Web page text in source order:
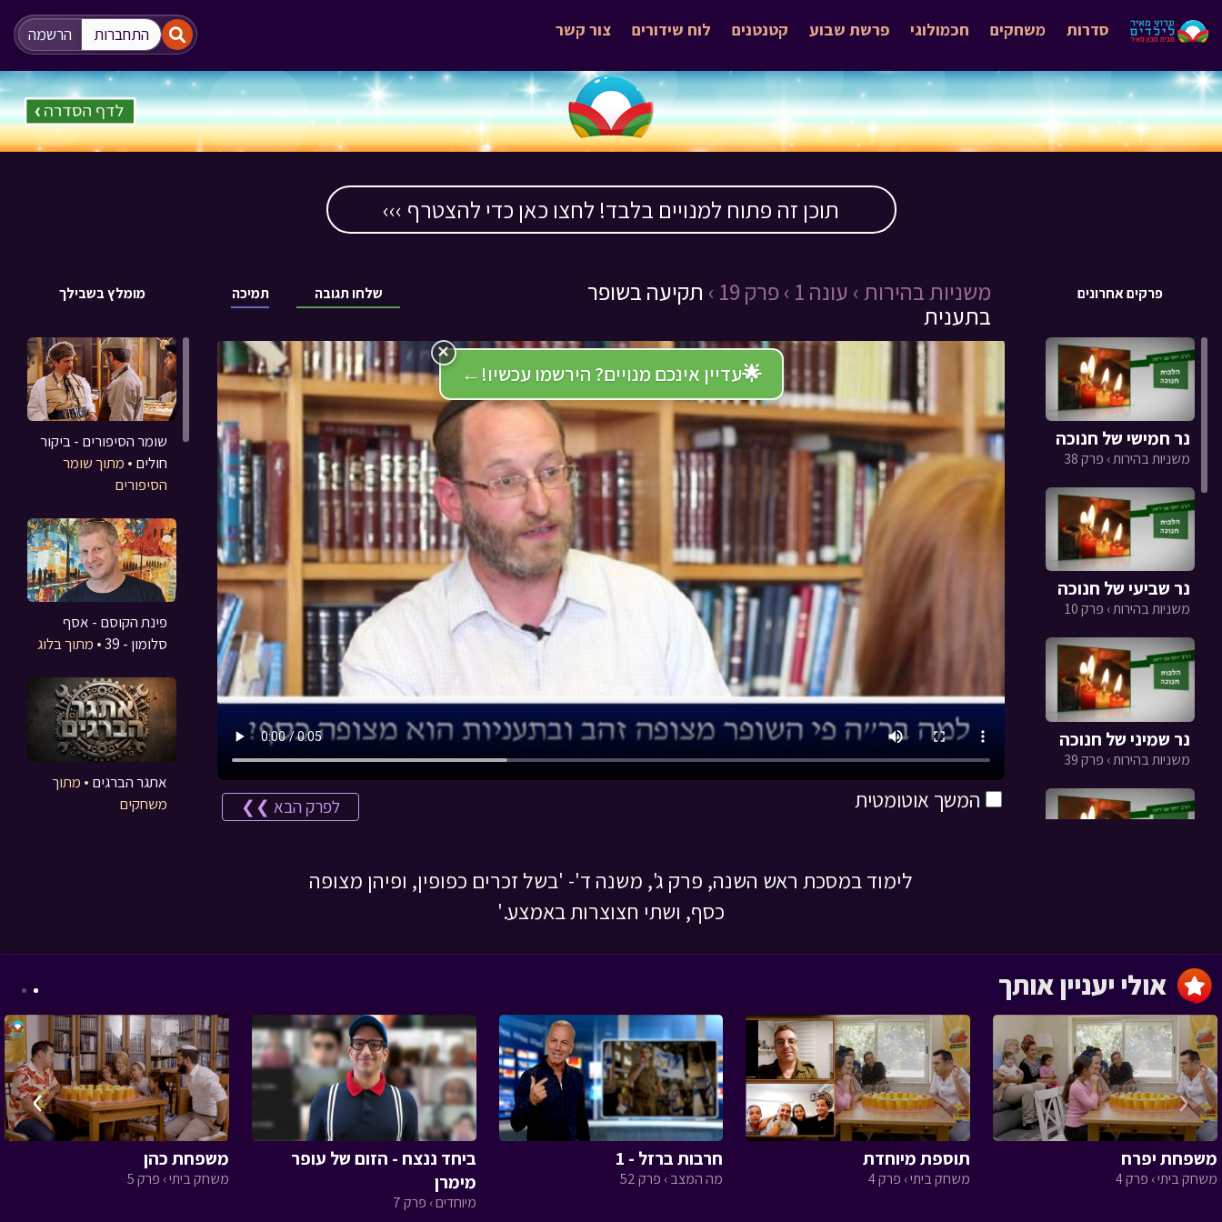
התחברות הרשמה צור קשר לוח שידורים קטנטנים פרשת שבוע חכמולוגי משחקים סדרות
תוכן זה פתוח למנויים בלבד! לחצו כאן כדי להצטרף ›››
מומלץ בשבילך תמיכה שלחו תגובה משניות בהירות › עונה 1 › פרק 19 ›
תקיעה בשופר
בתענית
פרקים אחרונים
🌟עדיין אינכם מנויים? הירשמו עכשיו! ←
×
המשך אוטומטית לפרק הבא ❯❯
נר חמישי של חנוכה
משניות בהירות › פרק 38
נר שביעי של חנוכה
משניות בהירות › פרק 10
נר שמיני של חנוכה
משניות בהירות › פרק 39
נר רביעי של חנוכה
משניות בהירות › פרק 37
נר שלישי של חנוכה
שומר הסיפורים - ביקור
חולים • מתוך שומר
הסיפורים
פינת הקוסם - אסף
סלומון - 39
• מתוך בלוג
אתגר הברגים • מתוך
משחקים
המסע לבר המצווה -
פרק עשרים ושלושה•
מתוך המסע לבר
המצווה
לימוד במסכת ראש השנה, פרק ג', משנה ד'- 'בשל זכרים כפופין, ופיהן מצופה
כסף, ושתי חצוצרות באמצע.'
משפחת יפרח
משחק ביתי › פרק 4
תוספת מיוחדת
משחק ביתי › פרק 4
חרבות ברזל - 1
מה המצב › פרק 52
ביחד ננצח - הזום של עופר
מימרן
מיוחדים › פרק 7
משפחת כהן
משחק ביתי › פרק 5
‹
›